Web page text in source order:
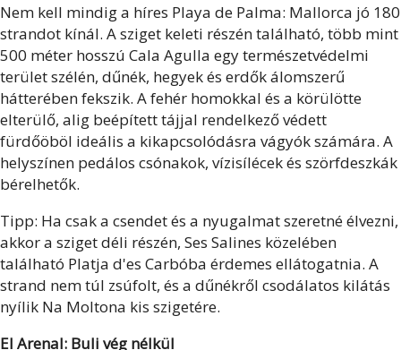
Nem kell mindig a híres Playa de Palma: Mallorca jó 180
strandot kínál. A sziget keleti részén található, több mint
500 méter hosszú Cala Agulla egy természetvédelmi
terület szélén, dűnék, hegyek és erdők álomszerű
hátterében fekszik. A fehér homokkal és a körülötte
elterülő, alig beépített tájjal rendelkező védett
fürdőöböl ideális a kikapcsolódásra vágyók számára. A
helyszínen pedálos csónakok, vízisílécek és szörfdeszkák
bérelhetők.
Tipp: Ha csak a csendet és a nyugalmat szeretné élvezni,
akkor a sziget déli részén, Ses Salines közelében
található Platja d'es Carbóba érdemes ellátogatnia. A
strand nem túl zsúfolt, és a dűnékről csodálatos kilátás
nyílik Na Moltona kis szigetére.
El Arenal: Buli vég nélkül